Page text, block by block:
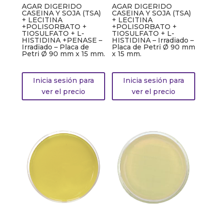
AGAR DIGERIDO
CASEINA Y SOJA (TSA)
+ LECITINA
+POLISORBATO +
TIOSULFATO + L-
HISTIDINA +PENASE –
Irradiado – Placa de
Petri Ø 90 mm x 15 mm.
Inicia sesión para
ver el precio
AGAR DIGERIDO
CASEINA Y SOJA (TSA)
+ LECITINA
+POLISORBATO +
TIOSULFATO + L-
HISTIDINA – Irradiado –
Placa de Petri Ø 90 mm
x 15 mm.
Inicia sesión para
ver el precio